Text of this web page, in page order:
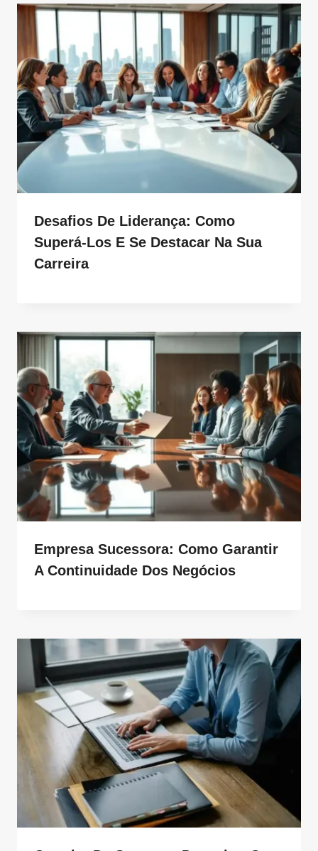
Desafios De Liderança: Como
Superá-Los E Se Destacar Na Sua
Carreira
Empresa Sucessora: Como Garantir
A Continuidade Dos Negócios